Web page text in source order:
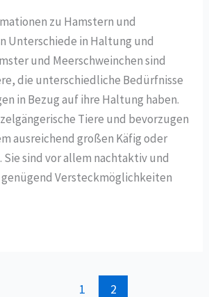
zu Hamstern und
Unterschiede in Haltung und
und Meerschweinchen sind
die unterschiedliche Bedürfnisse
in Bezug auf ihre Haltung haben.
Tiere und bevorzugen
ausreichend großen Käfig oder
Sie sind vor allem nachtaktiv und
Versteckmöglichkeiten
1 2